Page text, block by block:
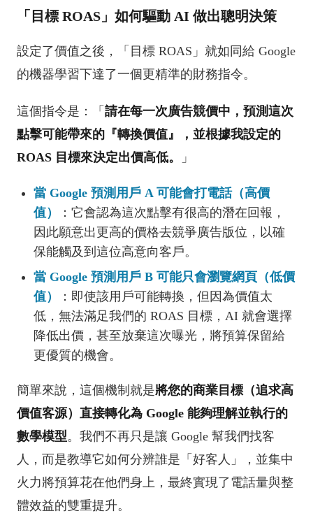
「目標 ROAS」如何驅動 AI 做出聰明決策
設定了價值之後，「目標 ROAS」就如同給 Google
的機器學習下達了一個更精準的財務指令。
這個指令是：「 請在每一次廣告競價中，預測這次
點擊可能帶來的『轉換價值』，並根據我設定的
ROAS 目標來決定出價高低。
」
當 Google 預測用戶 A 可能會打電話（高價
值）
：它會認為這次點擊有很高的潛在回報，
因此願意出更高的價格去競爭廣告版位，以確
保能觸及到這位高意向客戶。
當 Google 預測用戶 B 可能只會瀏覽網頁（低價
值）
：即使該用戶可能轉換，但因為價值太
低，無法滿足我們的 ROAS 目標，AI 就會選擇
降低出價，甚至放棄這次曝光，將預算保留給
更優質的機會。
簡單來說，這個機制就是將您的商業目標（追求高
價值客源）直接轉化為 Google 能夠理解並執行的
數學模型。我們不再只是讓 Google 幫我們找客
人，而是教導它如何分辨誰是「好客人」，並集中
火力將預算花在他們身上，最終實現了電話量與整
體效益的雙重提升。